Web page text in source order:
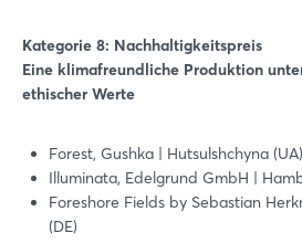
Kategorie 8: Nachhaltigkeitspreis
Eine klimafreundliche Produktion
ethischer Werte
Forest, Gushka | Hutsulshchyna (UA)
Illuminata, Edelgrund GmbH |
Foreshore Fields by Sebastian
(DE)